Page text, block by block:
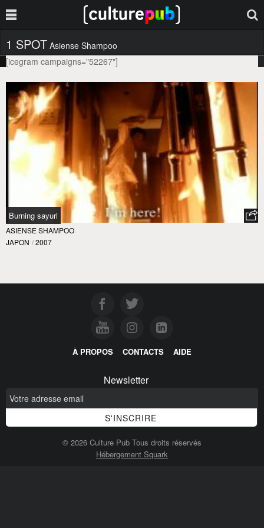
1 SPOT Asiense Shampoo
[icegram campaigns="52267"]
Burning sayuri
ASIENSE SHAMPOO
JAPON / 2007
À PROPOS CONTACTS AIDE
Newsletter
© 2026 Culture Pub Tous droits réservés
Hébergement Squark